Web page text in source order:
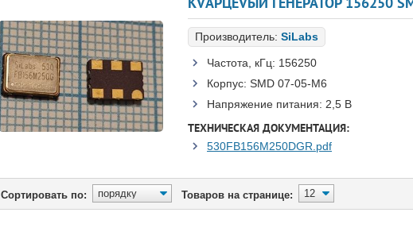
Производитель: SiLabs
Частота, кГц: 156250
Корпус: SMD 07-05-M6
Напряжение питания: 2,5 В
ТЕХНИЧЕСКАЯ ДОКУМЕНТАЦИЯ:
530FB156M250DGR.pdf
Сортировать по: Товаров на странице: